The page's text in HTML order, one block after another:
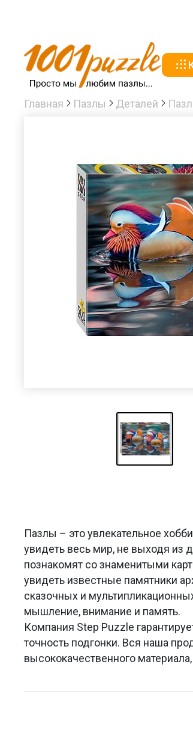
Главная Пазлы Деталей
Пазлы – это увлекательное
увидеть весь мир, не выходя из
познакомят со знаменитыми
увидеть известные памятники
сказочных и
мышление, внимание и память.
Компания Step Puzzle
точность подгонки. Вся наша
высококачественного